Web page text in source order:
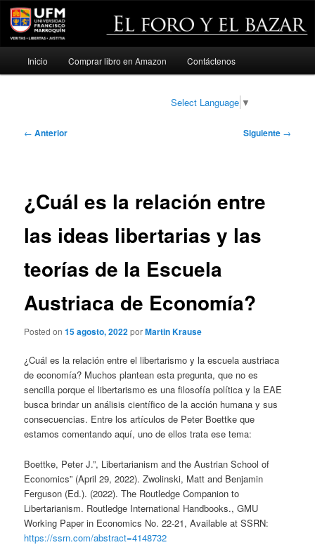
Ir
Inicio Comprar libro en Amazon Contáctenos
Select Language ▼
Navegación
← Anterior Siguiente →
¿Cuál es la relación entre
las ideas libertarias y las
teorías de la Escuela
Austriaca de Economía?
Posted on15 agosto, 2022porMartin Krause
¿Cuál es la relación entre el libertarismo y la escuela austriaca
de economía? Muchos plantean esta pregunta, que no es
sencilla porque el libertarismo es una filosofía política y la EAE
busca brindar un análisis científico de la acción humana y sus
consecuencias. Entre los artículos de Peter Boettke que
estamos comentando aquí, uno de ellos trata ese tema:
Boettke, Peter J.”, Libertarianism and the Austrian School of
Economics” (April 29, 2022). Zwolinski, Matt and Benjamin
Ferguson (Ed.). (2022). The Routledge Companion to
Libertarianism. Routledge International Handbooks., GMU
Working Paper in Economics No. 22-21, Available at SSRN:
https://ssrn.com/abstract=4148732